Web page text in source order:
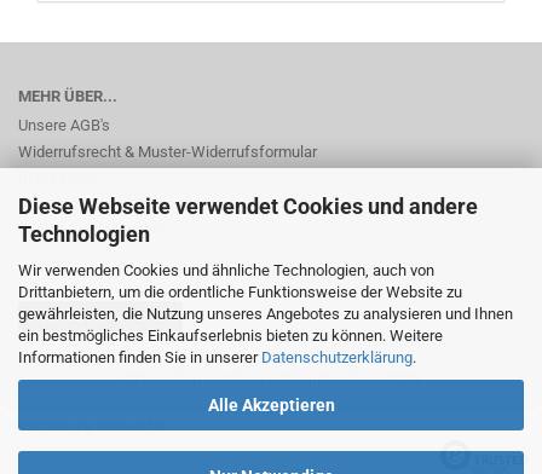
Diese Webseite verwendet Cookies und andere
Technologien
Wir verwenden Cookies und ähnliche Technologien, auch von
Drittanbietern, um die ordentliche Funktionsweise der Website zu
gewährleisten, die Nutzung unseres Angebotes zu analysieren und Ihnen
ein bestmögliches Einkaufserlebnis bieten zu können. Weitere
Informationen finden Sie in unserer Datenschutzerklärung.
Alle Akzeptieren
MEHR ÜBER...
Unsere AGB's
Widerrufsrecht & Muster-Widerrufsformular
Privatsphäre und Datenschutz
Cookie Einstellungen
Vertrag widerrufen
Onlineshop erstellenmit Gambio.de © 2026
Selected top reviews for